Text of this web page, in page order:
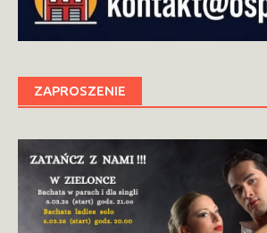
ZAPROSZENIE